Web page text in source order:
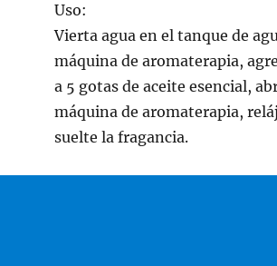
Uso:
Vierta agua en el tanque de
máquina de aromaterapia,
a 5 gotas de aceite esencial,
máquina de aromaterapia,
suelte la fragancia.